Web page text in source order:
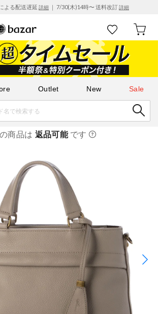
よる配送遅延 詳細 ｜ 7/30(木)14時〜 送料改訂詳細
Outlet New Sale
商品は 返品可能です